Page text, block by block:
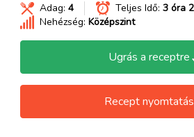
Adag: 4 Teljes Idő: 3 óra
Nehézség: Középszint
Ugrás a receptre
Recept nyomtatás